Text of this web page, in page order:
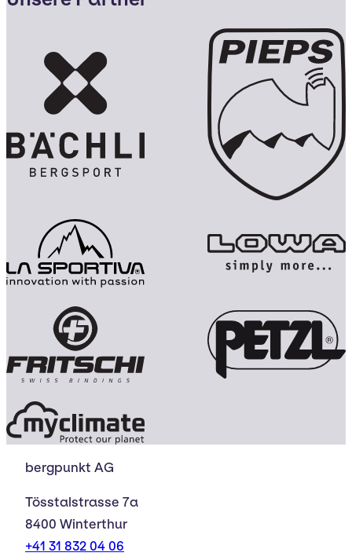
bergpunkt AG
Tösstalstrasse 7a
8400 Winterthur
+41 31 832 04 06